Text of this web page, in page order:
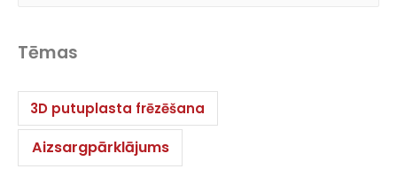
Tēmas
3D putuplasta frēzēšana
Aizsargpārklājums